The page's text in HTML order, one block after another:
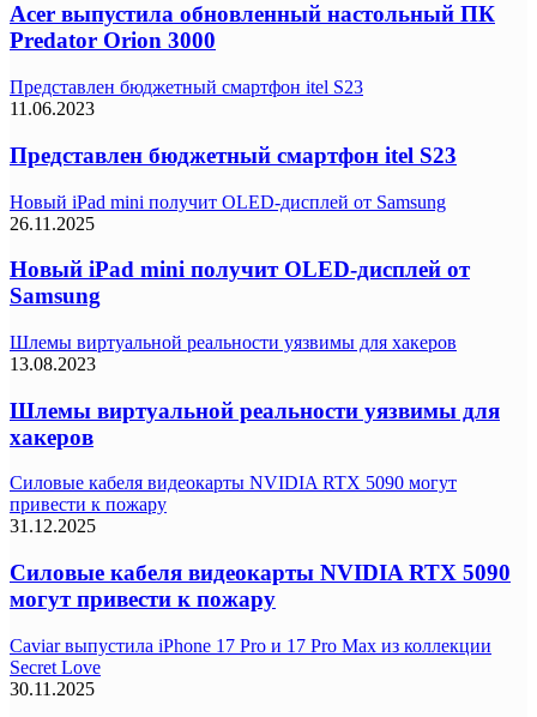
Acer выпустила обновленный настольный ПК
Predator Orion 3000
Представлен бюджетный смартфон itel S23
11.06.2023
Представлен бюджетный смартфон itel S23
Новый iPad mini получит OLED-дисплей от Samsung
26.11.2025
Новый iPad mini получит OLED-дисплей от
Samsung
Шлемы виртуальной реальности уязвимы для хакеров
13.08.2023
Шлемы виртуальной реальности уязвимы для
хакеров
Силовые кабеля видеокарты NVIDIA RTX 5090 могут
привести к пожару
31.12.2025
Силовые кабеля видеокарты NVIDIA RTX 5090
могут привести к пожару
Caviar выпустила iPhone 17 Pro и 17 Pro Max из коллекции
Secret Love
30.11.2025